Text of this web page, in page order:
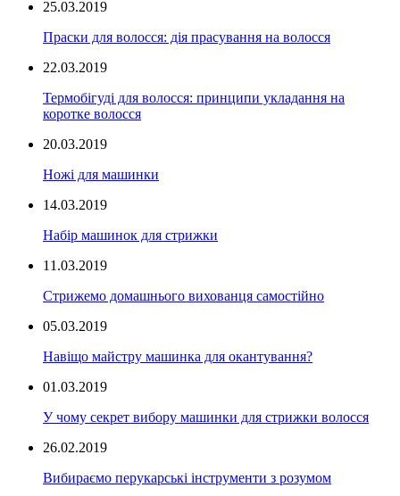
25.03.2019
Праски для волосся: дія прасування на волосся
22.03.2019
Термобігуді для волосся: принципи укладання на
коротке волосся
20.03.2019
Ножі для машинки
14.03.2019
Набір машинок для стрижки
11.03.2019
Стрижемо домашнього вихованця самостійно
05.03.2019
Навіщо майстру машинка для окантування?
01.03.2019
У чому секрет вибору машинки для стрижки волосся
26.02.2019
Вибираємо перукарські інструменти з розумом